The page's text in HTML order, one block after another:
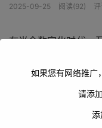
2025-09-25 阅读(92)
在当今数字化时代，
象、拓展业务的重要
言，如何在搜索引擎
户，成为了亟待解决
SEO（搜索引擎优化
如果您有网络推广
请添
添